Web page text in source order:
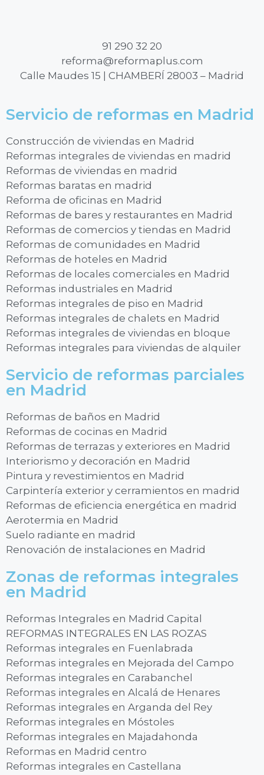
91 290 32 20
reforma@reformaplus.com
Calle Maudes 15 | CHAMBERÍ 28003 – Madrid
Servicio de reformas en Madrid
Construcción de viviendas en Madrid
Reformas integrales de viviendas en madrid
Reformas de viviendas en madrid
Reformas baratas en madrid
Reforma de oficinas en Madrid
Reformas de bares y restaurantes en Madrid
Reformas de comercios y tiendas en Madrid
Reformas de comunidades en Madrid
Reformas de hoteles en Madrid
Reformas de locales comerciales en Madrid
Reformas industriales en Madrid
Reformas integrales de piso en Madrid
Reformas integrales de chalets en Madrid
Reformas integrales de viviendas en bloque
Reformas integrales para viviendas de alquiler
Servicio de reformas parciales
en Madrid
Reformas de baños en Madrid
Reformas de cocinas en Madrid
Reformas de terrazas y exteriores en Madrid
Interiorismo y decoración en Madrid
Pintura y revestimientos en Madrid
Carpintería exterior y cerramientos en madrid
Reformas de eficiencia energética en madrid
Aerotermia en Madrid
Suelo radiante en madrid
Renovación de instalaciones en Madrid
Zonas de reformas integrales
en Madrid
Reformas Integrales en Madrid Capital
REFORMAS INTEGRALES EN LAS ROZAS
Reformas integrales en Fuenlabrada
Reformas integrales en Mejorada del Campo
Reformas integrales en Carabanchel
Reformas integrales en Alcalá de Henares
Reformas integrales en Arganda del Rey
Reformas integrales en Móstoles
Reformas integrales en Majadahonda
Reformas en Madrid centro
Reformas integrales en Castellana